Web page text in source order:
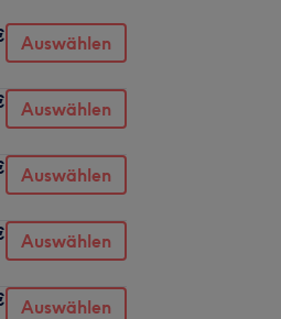
Auswählen
Auswählen
Auswählen
Auswählen
Auswählen